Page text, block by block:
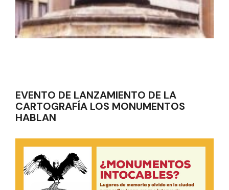
EVENTO DE LANZAMIENTO DE LA
CARTOGRAFÍA LOS MONUMENTOS
HABLAN